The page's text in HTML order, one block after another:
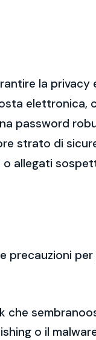
la privacy
elettronica,
password
strato di
o allegati
precauzioni
che
o il